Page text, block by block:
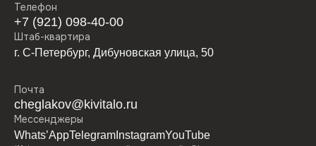
Телефон
+7 (921) 098-40-00
Штаб-квартира
г. С-Петербург, Дибуновская улица, 50
Почта
cheglakov@kivitalo.ru
Мессенджеры
Whats’AppTelegram InstagramYouTube